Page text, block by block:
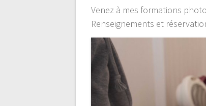
Venez à mes formations
Renseignements et